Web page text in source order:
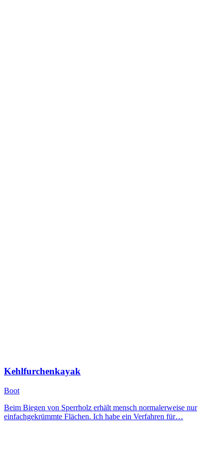
Kehlfurchenkayak
Boot
Beim Biegen von Sperrholz erhält mensch normalerweise nur
einfachgekrümmte Flächen. Ich habe ein Verfahren für…